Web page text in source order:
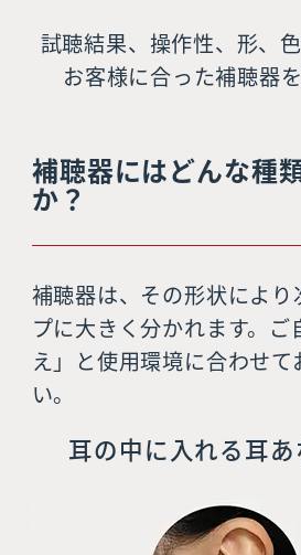
試聴結果、操作性、形、色
お客様に合った補聴器を
補聴器にはどんな種
か？
補聴器は、その形状により
プに大きく分かれます。ご
え」と使用環境に合わせて
い。
耳の中に入れる耳あ